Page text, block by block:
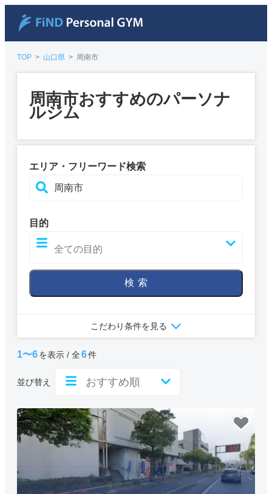
TOP > 山口県 > 周南市
周南市おすすめのパーソナ
ルジム
エリア・フリーワード検索
目的
検索
こだわり条件を見る
1〜6を表示 / 全6件
並び替え